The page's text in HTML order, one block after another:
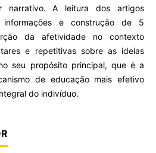
narrativo. A leitura dos artigos
e construção de 5
da afetividade no contexto
e repetitivas sobre as ideias
seu propósito principal, que é a
de educação mais efetivo
do indivíduo.